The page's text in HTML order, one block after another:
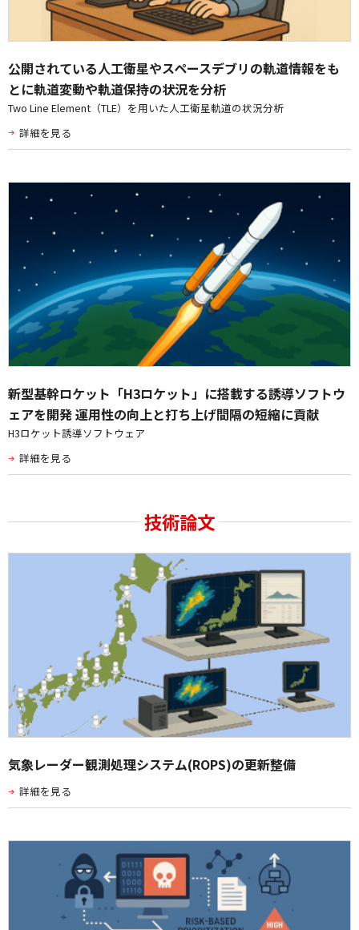
公開されている人工衛星やスペースデブリの軌道情報をも
とに軌道変動や軌道保持の状況を分析
Two Line Element（TLE）を用いた人工衛星軌道の状況分析
詳細を見る
新型基幹ロケット「H3ロケット」に搭載する誘導ソフトウ
ェアを開発 運用性の向上と打ち上げ間隔の短縮に貢献
H3ロケット誘導ソフトウェア
詳細を見る
技術論文
気象レーダー観測処理システム(ROPS)の更新整備
詳細を見る